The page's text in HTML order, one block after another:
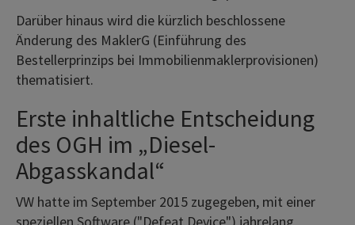
Darüber hinaus wird die kürzlich beschlossene
Änderung des MaklerG (Einführung des
Bestellerprinzips bei Immobilienmaklerprovisionen)
thematisiert.
Erste inhaltliche Entscheidung
des OGH im „Diesel-
Abgasskandal“
VW hatte im September 2015 zugegeben, mit einer
speziellen Software ("Defeat Device") jahrelang